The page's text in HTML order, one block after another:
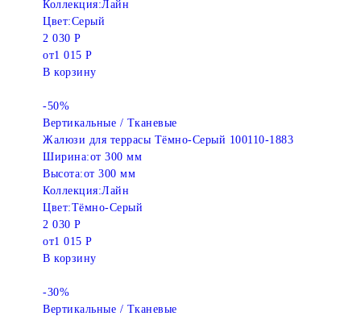
Коллекция:Лайн
Цвет:Серый
2 030 Р
от1 015 Р
В корзину
-50%
Вертикальные / Тканевые
Жалюзи для террасы Тёмно-Серый 100110-1883
Ширина:от 300 мм
Высота:от 300 мм
Коллекция:Лайн
Цвет:Тёмно-Серый
2 030 Р
от1 015 Р
В корзину
-30%
Вертикальные / Тканевые